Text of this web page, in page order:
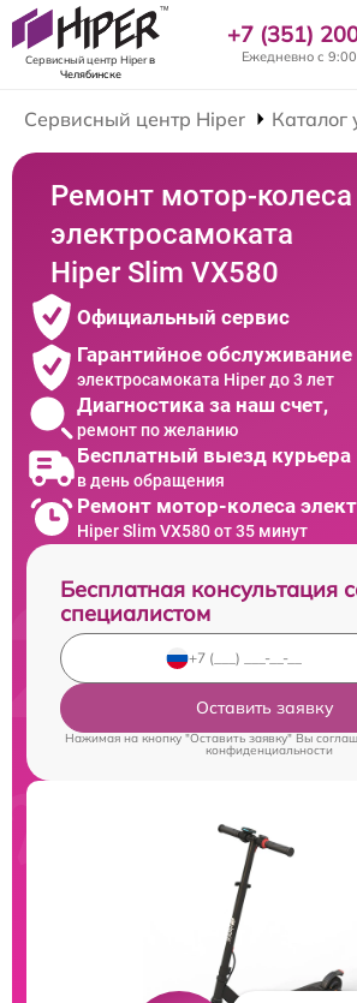
Сервисный центр Hiperв
Челябинске
+7 (351)
Ежедневно с
Сервисный центр Hiper Каталог
Ремонт мотор-колеса
электросамоката
Hiper Slim VX580
Официальный сервис
Гарантийное обслуживание
электросамоката Hiper до 3 лет
Диагностика за наш счет,
ремонт по желанию
Бесплатный выезд курьера
в день обращения
Ремонт мотор-колеса
Hiper Slim VX580 от 35 минут
Бесплатная консультация
специалистом
Оставить заявку
Нажимая на кнопку "Оставить заявку" Вы
конфиденциальности